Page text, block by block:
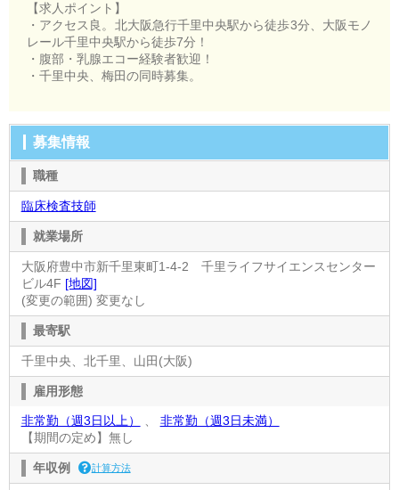
【求人ポイント】
・アクセス良。北大阪急行千里中央駅から徒歩3分、大阪モノ
レール千里中央駅から徒歩7分！
・腹部・乳腺エコー経験者歓迎！
・千里中央、梅田の同時募集。
募集情報
職種
臨床検査技師
就業場所
大阪府豊中市新千里東町1-4-2 千里ライフサイエンスセンター
ビル4F [地図]
(変更の範囲) 変更なし
最寄駅
千里中央、北千里、山田(大阪)
雇用形態
非常勤（週3日以上） 、 非常勤（週3日未満）
【期間の定め】無し
年収例 計算方法